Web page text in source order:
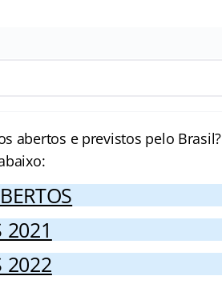
abertos e previstos pelo Brasil?
2021
2022